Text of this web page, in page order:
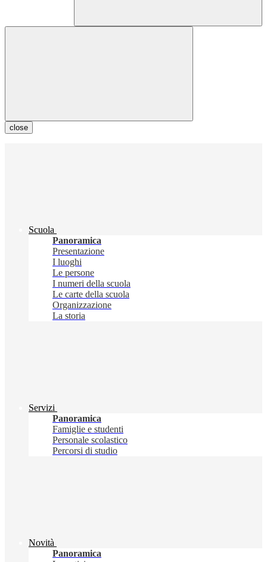
close
Scuola
Panoramica
Presentazione
I luoghi
Le persone
I numeri della scuola
Le carte della scuola
Organizzazione
La storia
Servizi
Panoramica
Famiglie e studenti
Personale scolastico
Percorsi di studio
Novità
Panoramica